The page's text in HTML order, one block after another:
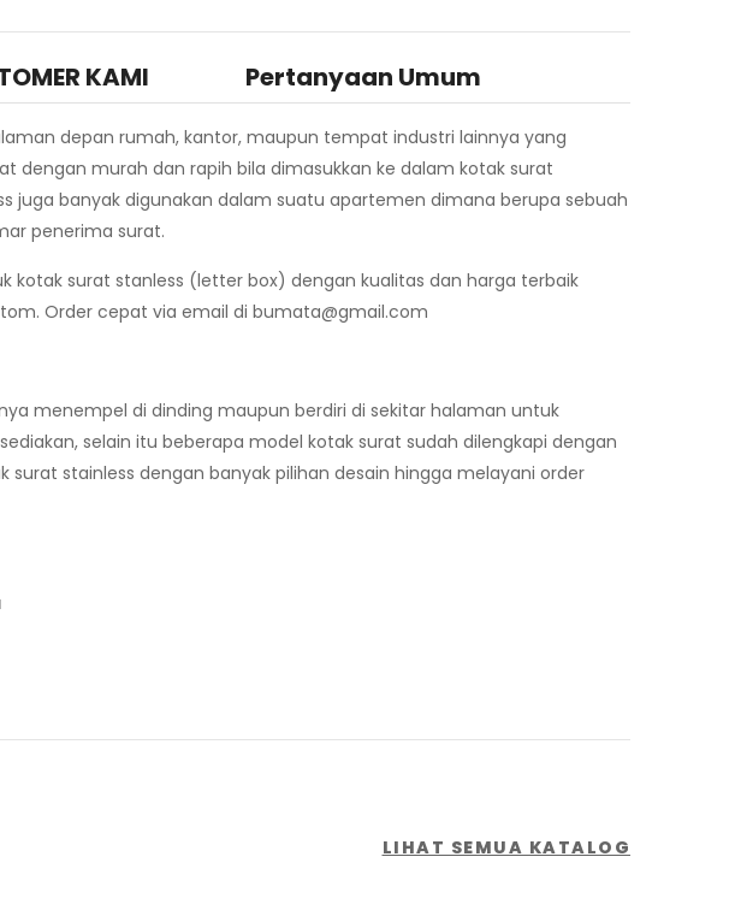
KAMI Pertanyaan Umum
depan rumah, kantor, maupun tempat industri lainnya yang
dengan murah dan rapih bila dimasukkan ke dalam kotak surat
juga banyak digunakan dalam suatu apartemen dimana berupa sebuah
penerima surat.
kotak surat stanless (letter box) dengan kualitas dan harga terbaik
Order cepat via email di bumata@gmail.com
menempel di dinding maupun berdiri di sekitar halaman untuk
selain itu beberapa model kotak surat sudah dilengkapi dengan
stainless dengan banyak pilihan desain hingga melayani order
LIHAT SEMUA KATALOG